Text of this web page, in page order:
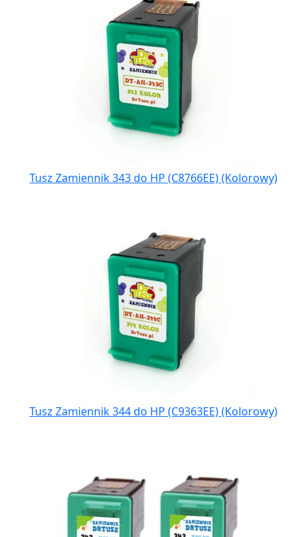
Tusz Zamiennik 343 do HP (C8766EE) (Kolorowy)
Tusz Zamiennik 344 do HP (C9363EE) (Kolorowy)